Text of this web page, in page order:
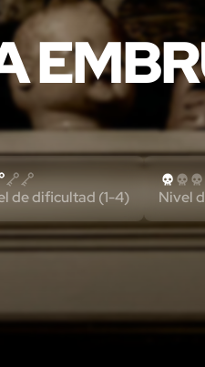
de dificultad (1-4) Nivel